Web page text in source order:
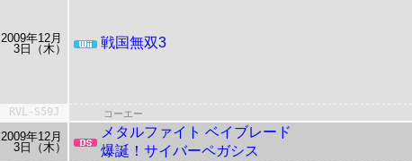
2009年12月
3日（木）
戦国無双3
RVL-S59J コーエー
2009年12月
3日（木）
メタルファイト ベイブレード
爆誕！サイバーペガシス